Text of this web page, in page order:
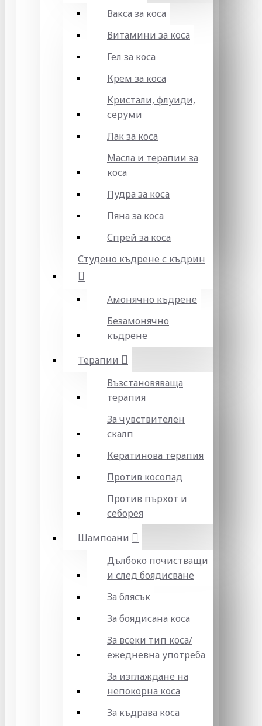
Вакса за коса
Витамини за коса
Гел за коса
Крем за коса
Кристали, флуиди,
серуми
Лак за коса
Масла и терапии за
коса
Пудра за коса
Пяна за коса
Спрей за коса
Студено къдрене с къдрин
Амонячно къдрене
Безамонячно
къдрене
Терапии
Възстановяваща
терапия
За чувствителен
скалп
Кератинова терапия
Против косопад
Против пърхот и
себорея
Шампоани
Дълбоко почистващи
и след боядисване
За блясък
За боядисана коса
За всеки тип коса/
ежедневна употреба
За изглаждане на
непокорна коса
За къдрава коса